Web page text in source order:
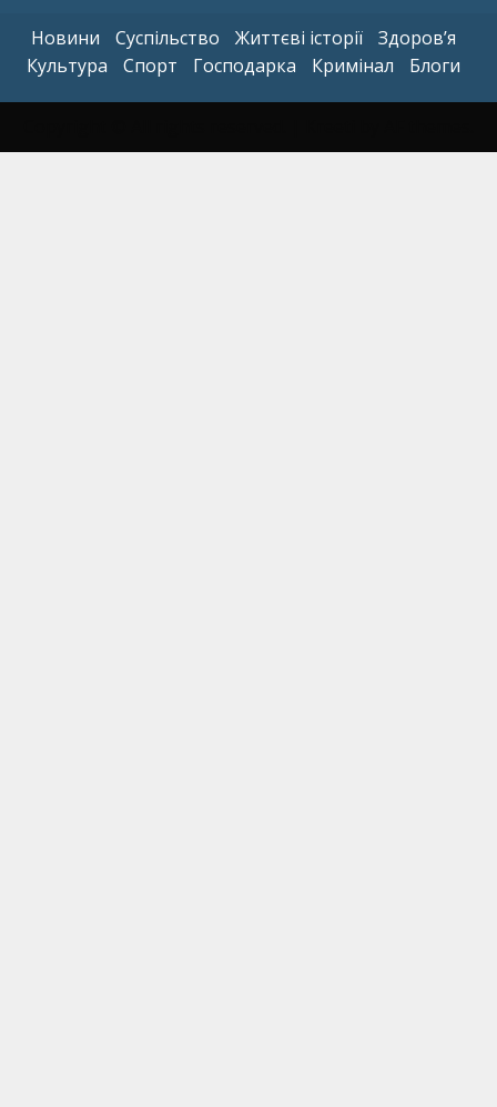
Новини Суспільство Життєві історії
Здоров’я
Культура
Спорт Господарка Кримінал Блоги